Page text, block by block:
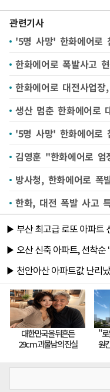
관련기사
'5명 사망' 한화에어로
한화에어로 폭발사고
'5명 사망' 한화에어로